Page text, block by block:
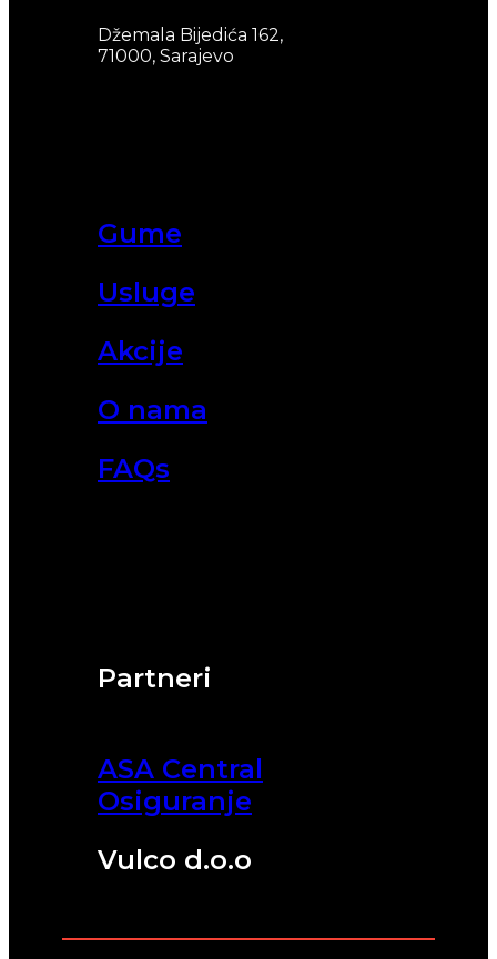
Partneri
ASA Central
Osiguranje
Vulco d.o.o
Gume
Usluge
Akcije
O nama
FAQs
Džemala Bijedića 162,
71000, Sarajevo